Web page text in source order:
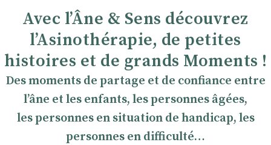
Avec lʼÂne & Sens découvrez
lʼAsinothérapie, de petites
histoires et de grands Moments !
Des moments de partage et de confiance entre
l’âne et les enfants, les personnes âgées,
les personnes en situation de handicap, les
personnes en difficulté…